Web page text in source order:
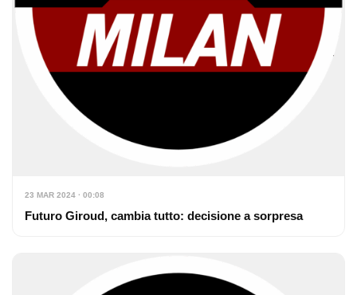
23 MAR 2024 · 00:08
Futuro Giroud, cambia tutto: decisione a sorpresa